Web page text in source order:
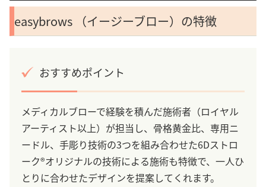
easybrows （イージーブロー）の特徴
おすすめポイント
メディカルブローで経験を積んだ施術者（ロイヤル
アーティスト以上）が担当し、骨格黄金比、専用ニ
ードル、手彫り技術の3つを組み合わせた6Dストロ
ーク®オリジナルの技術による施術も特徴で、一人ひ
とりに合わせたデザインを提案してくれます。